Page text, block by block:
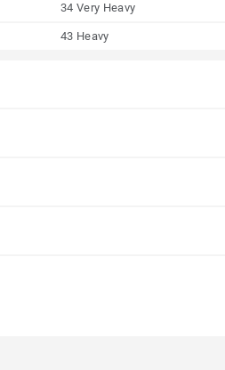
34 Very Heavy
43 Heavy